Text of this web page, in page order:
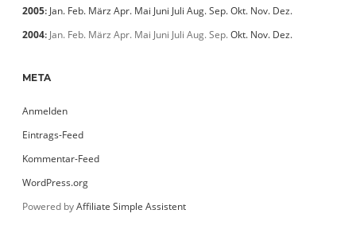
2005: Jan. Feb. März Apr. Mai Juni Juli Aug.Sep.Okt. Nov. Dez.
2004: Jan. Feb. März Apr. Mai Juni Juli Aug.Sep.Okt. Nov. Dez.
META
Anmelden
Eintrags-Feed
Kommentar-Feed
WordPress.org
Powered byAffiliate Simple Assistent